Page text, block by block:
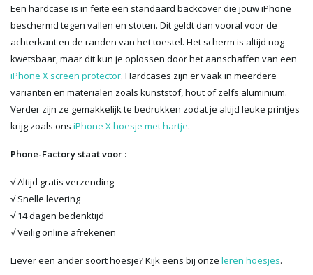
Een hardcase is in feite een standaard backcover die jouw iPhone
beschermd tegen vallen en stoten. Dit geldt dan vooral voor de
achterkant en de randen van het toestel. Het scherm is altijd nog
kwetsbaar, maar dit kun je oplossen door het aanschaffen van een
iPhone X screen protector. Hardcases zijn er vaak in meerdere
varianten en materialen zoals kunststof, hout of zelfs aluminium.
Verder zijn ze gemakkelijk te bedrukken zodat je altijd leuke printjes
krijg zoals ons iPhone X hoesje met hartje.
Phone-Factory staat voor :
√ Altijd gratis verzending
√ Snelle levering
√ 14 dagen bedenktijd
√ Veilig online afrekenen
Liever een ander soort hoesje? Kijk eens bij onze leren hoesjes.